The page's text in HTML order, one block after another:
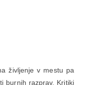
življenje v mestu pa
burnih razprav. Kritiki